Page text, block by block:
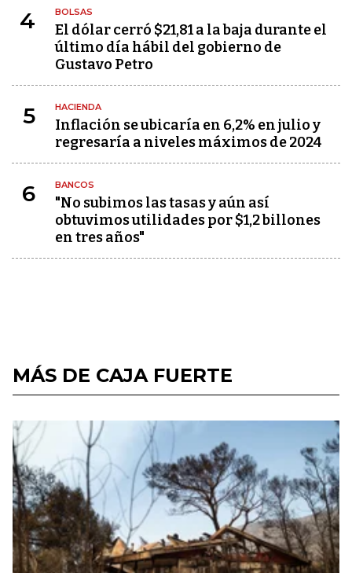
4 BOLSAS
El dólar cerró $21,81 a la baja durante el
último día hábil del gobierno de
Gustavo Petro
5 HACIENDA
Inflación se ubicaría en 6,2% en julio y
regresaría a niveles máximos de 2024
6 BANCOS
"No subimos las tasas y aún así
obtuvimos utilidades por $1,2 billones
en tres años"
MÁS DE CAJA FUERTE